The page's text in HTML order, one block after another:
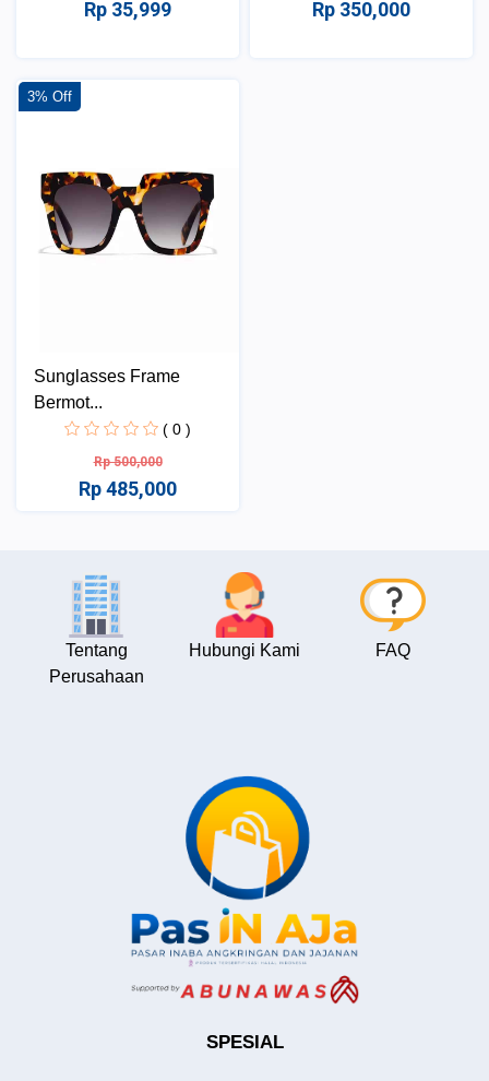
Rp 35,999 Rp 350,000
3% Off
Sunglasses Frame
Bermot...
( 0 )
Rp 500,000
Rp 485,000
Tentang
Perusahaan
Hubungi Kami FAQ
SPESIAL